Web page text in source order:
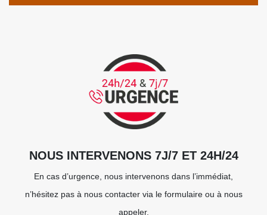
NOUS INTERVENONS 7J/7 ET 24H/24
En cas d’urgence, nous intervenons dans l’immédiat,
n’hésitez pas à nous contacter via le formulaire ou à nous
appeler.